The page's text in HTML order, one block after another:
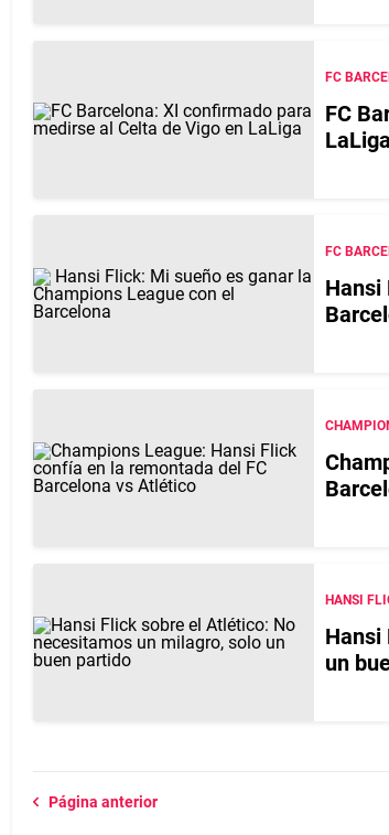
FC
FC
LaLiga
FC
Hansi
HANSI
Hansi
un
Página anterior